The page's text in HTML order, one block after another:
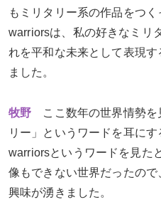
もミリタリー系の作品をつ
warriorsは、私の好きなミリ
れを平和な未来として表現
ました。
牧野 ここ数年の世界情勢を
リー」というワードを耳に
warriorsというワードを見た
像もできない世界だったの
興味が湧きました。